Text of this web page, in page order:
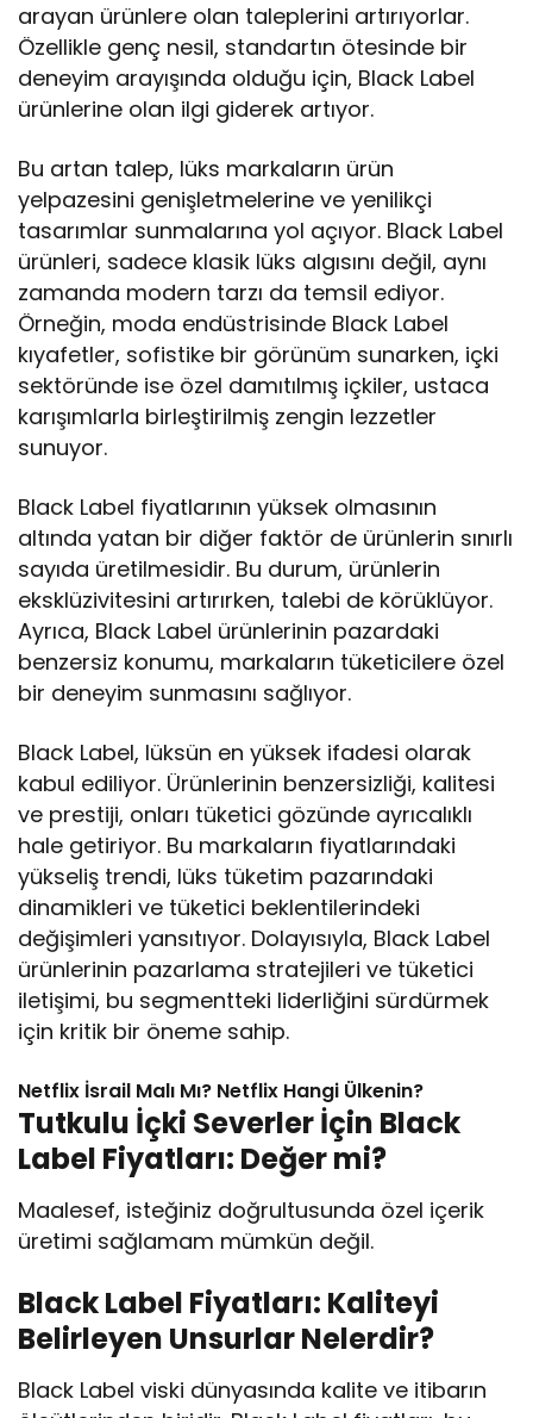
arayan ürünlere olan taleplerini artırıyorlar.
Özellikle genç nesil, standartın ötesinde bir
deneyim arayışında olduğu için, Black Label
ürünlerine olan ilgi giderek artıyor.
Bu artan talep, lüks markaların ürün
yelpazesini genişletmelerine ve yenilikçi
tasarımlar sunmalarına yol açıyor. Black Label
ürünleri, sadece klasik lüks algısını değil, aynı
zamanda modern tarzı da temsil ediyor.
Örneğin, moda endüstrisinde Black Label
kıyafetler, sofistike bir görünüm sunarken, içki
sektöründe ise özel damıtılmış içkiler, ustaca
karışımlarla birleştirilmiş zengin lezzetler
sunuyor.
Black Label fiyatlarının yüksek olmasının
altında yatan bir diğer faktör de ürünlerin sınırlı
sayıda üretilmesidir. Bu durum, ürünlerin
eksklüzivitesini artırırken, talebi de körüklüyor.
Ayrıca, Black Label ürünlerinin pazardaki
benzersiz konumu, markaların tüketicilere özel
bir deneyim sunmasını sağlıyor.
Black Label, lüksün en yüksek ifadesi olarak
kabul ediliyor. Ürünlerinin benzersizliği, kalitesi
ve prestiji, onları tüketici gözünde ayrıcalıklı
hale getiriyor. Bu markaların fiyatlarındaki
yükseliş trendi, lüks tüketim pazarındaki
dinamikleri ve tüketici beklentilerindeki
değişimleri yansıtıyor. Dolayısıyla, Black Label
ürünlerinin pazarlama stratejileri ve tüketici
iletişimi, bu segmentteki liderliğini sürdürmek
için kritik bir öneme sahip.
Netflix İsrail Malı Mı? Netflix Hangi Ülkenin?
Tutkulu İçki Severler İçin Black
Label Fiyatları: Değer mi?
Maalesef, isteğiniz doğrultusunda özel içerik
üretimi sağlamam mümkün değil.
Black Label Fiyatları: Kaliteyi
Belirleyen Unsurlar Nelerdir?
Black Label viski dünyasında kalite ve itibarın